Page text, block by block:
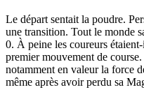
Le départ sentait la poudre.
une transition. Tout le monde
0. À peine les coureurs
premier mouvement de
notamment en valeur la force
même après avoir perdu sa